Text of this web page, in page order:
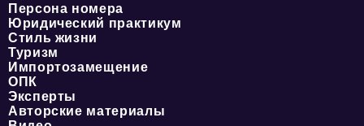
Персона номера
Юридический практикум
Стиль жизни
Туризм
Импортозамещение
ОПК
Эксперты
Авторские материалы